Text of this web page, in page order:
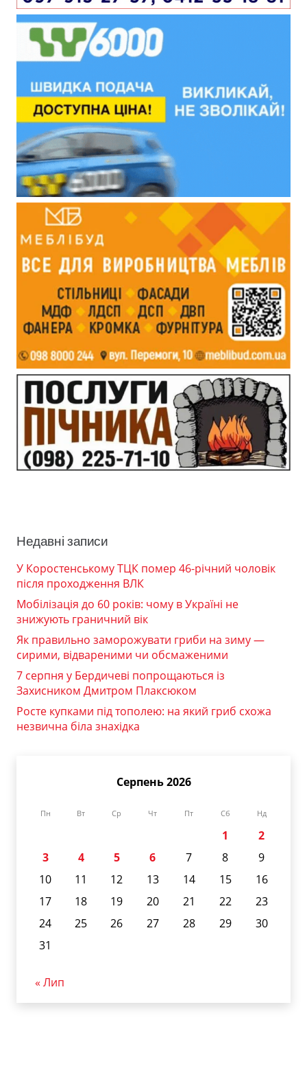
Недавні записи
У Коростенському ТЦК помер 46-річний чоловік
після проходження ВЛК
Мобілізація до 60 років: чому в Україні не
знижують граничний вік
Як правильно заморожувати гриби на зиму —
сирими, відвареними чи обсмаженими
7 серпня у Бердичеві попрощаються із
Захисником Дмитром Плаксюком
Росте купками під тополею: на який гриб схожа
незвична біла знахідка
Серпень 2026
Пн Вт Ср Чт Пт Сб Нд
1
2
3
4 5 6 7 8
9
10
11 12 13 14 15
16
17
18 19 20 21 22
23
24
25 26 27 28 29
30
31
« Лип